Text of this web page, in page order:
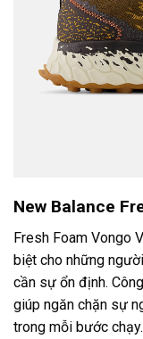
New Balance
Fresh Foam Vongo
biệt cho những
cần sự ổn định.
giúp ngăn chặn sự
trong mỗi bước